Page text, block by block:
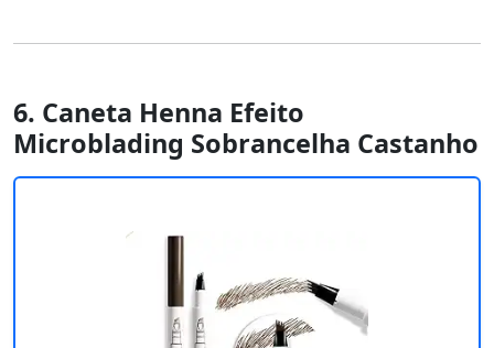
6. Caneta Henna Efeito
Microblading Sobrancelha Castanho